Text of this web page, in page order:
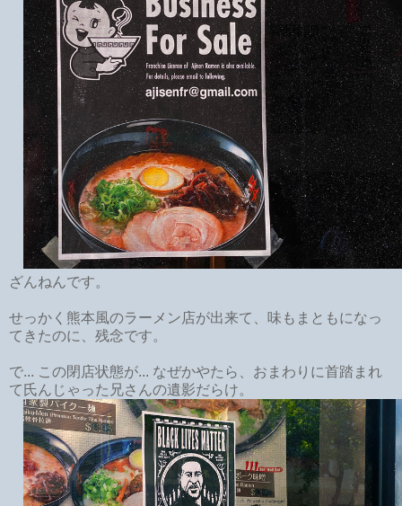
ざんねんです。
せっかく熊本風のラーメン店が出来て、味もまともになっ
てきたのに、残念です。
で... この閉店状態が... なぜかやたら、おまわりに首踏まれ
て氏んじゃった兄さんの遺影だらけ。